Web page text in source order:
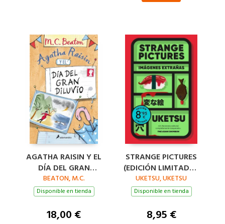
AGATHA RAISIN Y EL
DÍA DEL GRAN
DILUVIO (AGATHA
RAISIN 12)
BEATON, M.C.
Disponible en tienda
18,00 €
STRANGE PICTURES
(EDICIÓN LIMITADA ·
VERANO)
UKETSU, UKETSU
Disponible en tienda
8,95 €